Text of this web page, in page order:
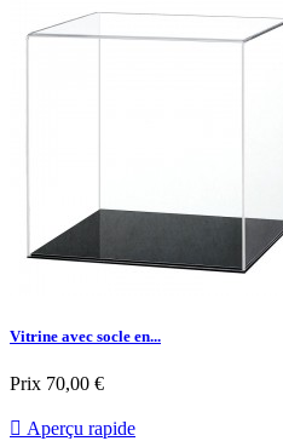
Vitrine avec socle en...
Prix 70,00 €
 Aperçu rapide